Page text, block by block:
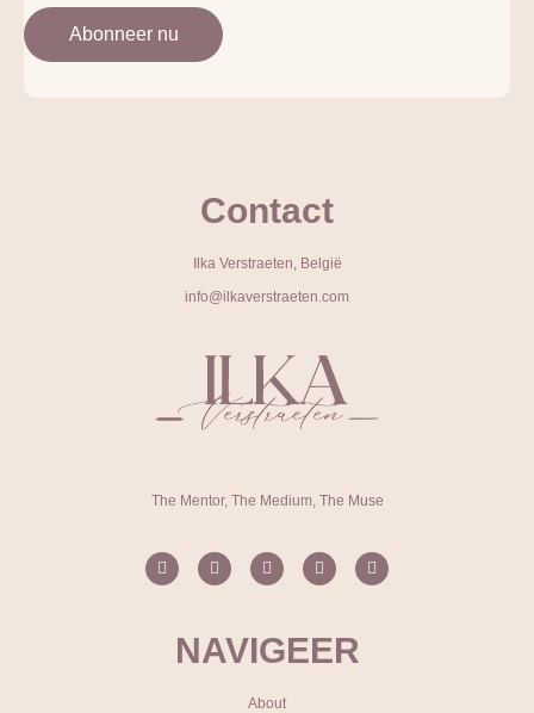
Abonneer nu
Contact
Ilka Verstraeten, België
info@ilkaverstraeten.com
The Mentor, The Medium, The Muse
NAVIGEER
About